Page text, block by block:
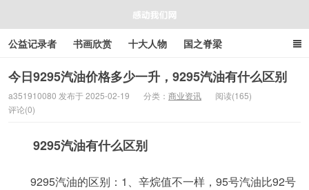
公益记录者 书画欣赏 十大人物 国之脊梁
好人好事 感人资讯 商业资讯 在线工具箱
今日9295汽油价格多少一升，9295汽油有什么区别
a351910080 发布于 2025-02-19 分类： 商业资讯
阅读(165)
评论(0)
9295汽油有什么区别
9295汽油的区别：1、辛烷值不一样，95号汽油比92号